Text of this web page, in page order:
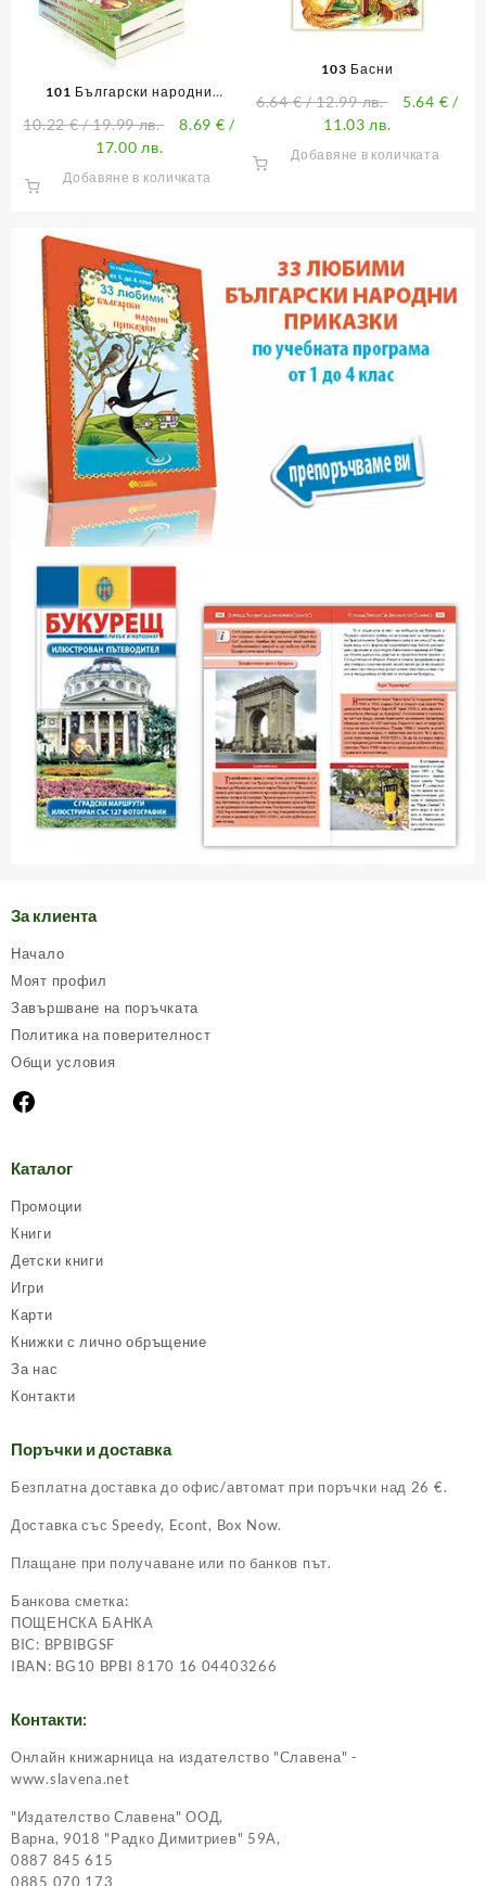
101 Български народни
10.22€/ 19.99 лв. 8.69 € /
17.00 лв.
Добавяне в количката
103 Басни
6.64€/ 12.99 лв. 5.64 € /
11.03 лв.
Добавяне в количката
За клиента
Начало
Моят профил
Завършване на поръчката
Политика на поверителност
Общи условия
Каталог
Промоции
Книги
Детски книги
Игри
Карти
Книжки с лично обръщение
За нас
Контакти
Поръчки и доставка
Безплатна доставка до офис/автомат при поръчки над 26 €.
Доставка със Speedy, Econt, Box Now.
Плащане при получаване или по банков път.
Банкова сметка:
ПОЩЕНСКА БАНКА
BIC: BPBIBGSF
IBAN: BG10 BPBI 8170 16 04403266
Контакти:
Онлайн книжарница на издателство "Славена" -
www.slavena.net
"Издателство Славена" ООД,
Варна, 9018 "Радко Димитриев" 59А,
0887 845 615
0885 070 173